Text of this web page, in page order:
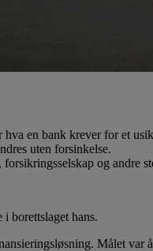
en bank krever for et
uten forsinkelse.
og andre
borettslaget hans.
Målet var